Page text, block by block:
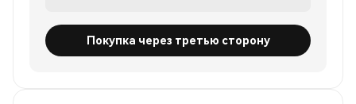
Покупка через третью сторону